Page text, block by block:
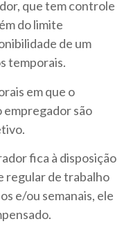
que tem controle
do limite
de um
temporais.
em que o
empregador são
fica à disposição
regular de trabalho
e/ou semanais, ele